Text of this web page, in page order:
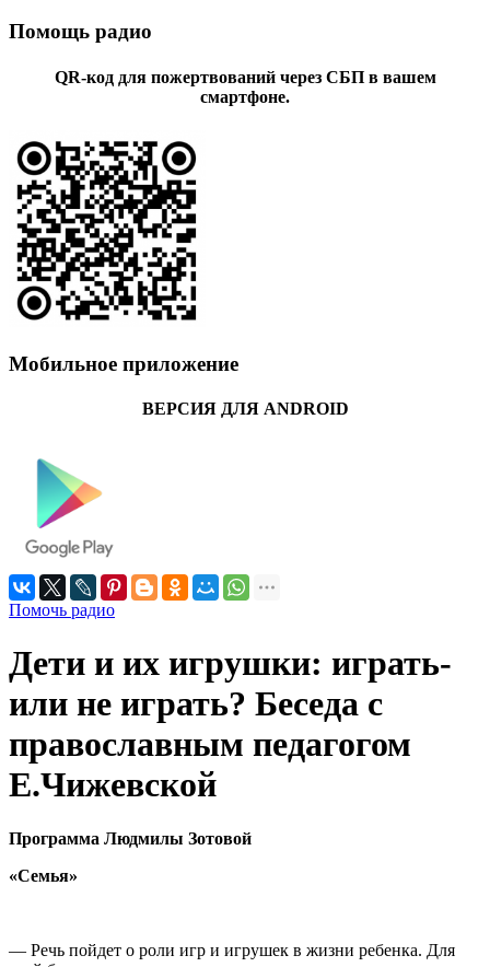
Помощь радио
QR-код для пожертвований через СБП в вашем
смартфоне.
Мобильное приложение
ВЕРСИЯ ДЛЯ ANDROID
Помочь радио
Дети и их игрушки: играть-
или не играть? Беседа с
православным педагогом
Е.Чижевской
Программа Людмилы Зотовой
«Семья»
— Речь пойдет о роли игр и игрушек в жизни ребенка. Для